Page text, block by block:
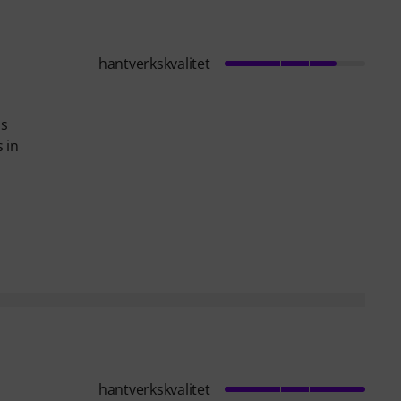
in
hantverkskvalitet
hantverkskvalitet